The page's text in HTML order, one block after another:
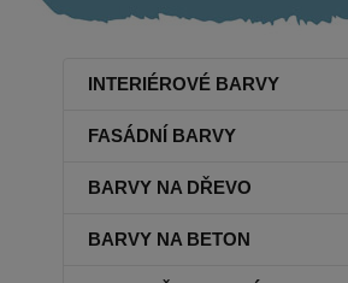
INTERIÉROVÉ BARVY
FASÁDNÍ BARVY
BARVY NA DŘEVO
BARVY NA BETON